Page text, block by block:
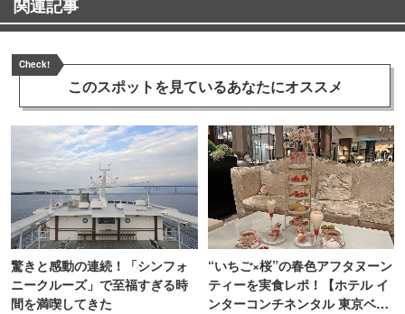
関連記事
Check!
このスポットを見ているあなたにオススメ
驚きと感動の連続！「シンフォ
ニークルーズ」で至福すぎる時
間を満喫してきた
“いちご×桜”の春色アフタヌーン
ティーを実食レポ！【ホテル イ
ンターコンチネンタル 東京ベ